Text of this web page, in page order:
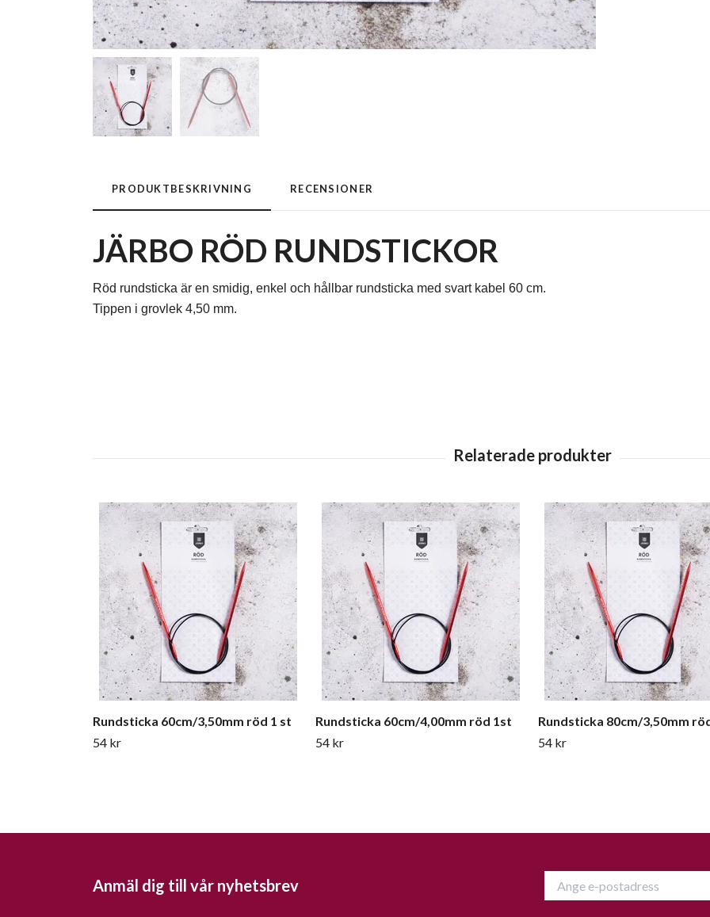
PRODUKTBESKRIVNING RECENSIONER
JÄRBO RÖD RUNDSTICKOR
Röd rundsticka är en smidig, enkel och hållbar rundsticka med svart kabel 60 cm.
Tippen i grovlek 4,50 mm.
Rundsticka 60cm/3,50mm röd 1 st
54 kr
Rundsticka 60cm/4,00mm röd 1st
54 kr
Rundsticka 80cm/3,50mm
54 kr
Anmäl dig till vår nyhetsbrev